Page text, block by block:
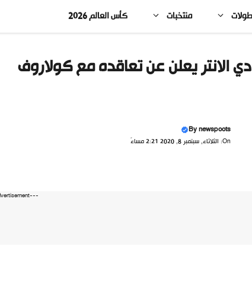
منتخبات كأس العالم 2026
الانتر يعلن عن تعاقده مع كولاروف
Bynewspoots
On: الثلاثاء, سبتمبر 8, 2020 2:21 مساءً
---Advertisement---